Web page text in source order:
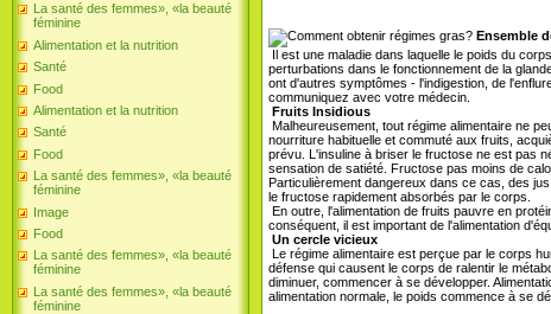
La santé des femmes», «la beauté
féminine
Alimentation et la nutrition
Santé
Food
Alimentation et la nutrition
Santé
Food
La santé des femmes», «la beauté
féminine
Image
Food
La santé des femmes», «la beauté
féminine
La santé des femmes», «la beauté
féminine
Ensemble
Il est une maladie dans laquelle le poids du
perturbations dans le fonctionnement de la
ont d'autres symptômes - l'indigestion, de
communiquez avec votre médecin.
Fruits Insidious
Malheureusement, tout régime alimentaire ne
nourriture habituelle et commuté aux fruits,
prévu. L'insuline à briser le fructose ne est pas
sensation de satiété. Fructose pas moins de
Particulièrement dangereux dans ce cas, des
le fructose rapidement absorbés par le corps.
En outre, l'alimentation de fruits pauvre en
conséquent, il est important de l'alimentation
Un cercle vicieux
Le régime alimentaire est perçue par le corps
défense qui causent le corps de ralentir le
diminuer, commencer à se développer.
alimentation normale, le poids commence à se